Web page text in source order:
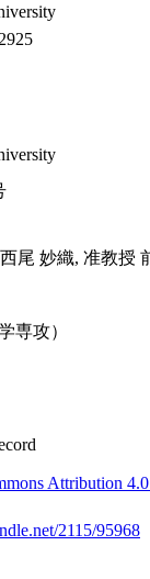
尾 妙織, 准教授
専攻）
Attribution
2115/95968